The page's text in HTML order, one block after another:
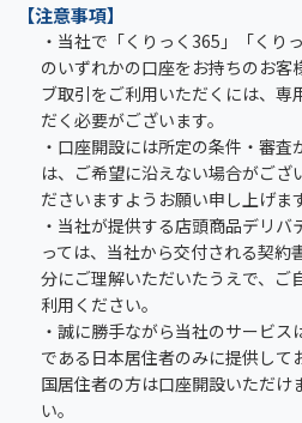
【注意事項】
・当社で「くりっく365」「くり
のいずれかの口座をお持ちのお客
ブ取引をご利用いただくには、専
だく必要がございます。
・口座開設には所定の条件・審査
は、ご希望に沿えない場合がござ
ださいますようお願い申し上げます
・当社が提供する店頭商品デリ
っては、当社から交付される契約
分にご理解いただいたうえで、ご
利用ください。
・誠に勝手ながら当社のサービ
である日本居住者のみに提供して
国居住者の方は口座開設いただけ
い。